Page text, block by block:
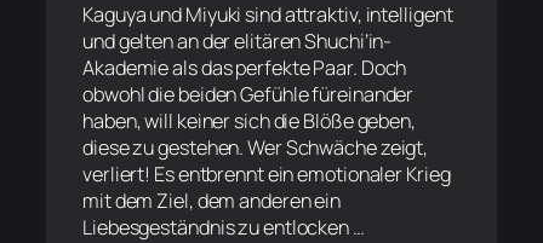
Kaguya und Miyuki sind attraktiv, intelligent
und gelten an der elitären Shuchi’in-
Akademie als das perfekte Paar. Doch
obwohl die beiden Gefühle füreinander
haben, will keiner sich die Blöße geben,
diese zu gestehen. Wer Schwäche zeigt,
verliert! Es entbrennt ein emotionaler Krieg
mit dem Ziel, dem anderen ein
Liebesgeständnis zu entlocken …